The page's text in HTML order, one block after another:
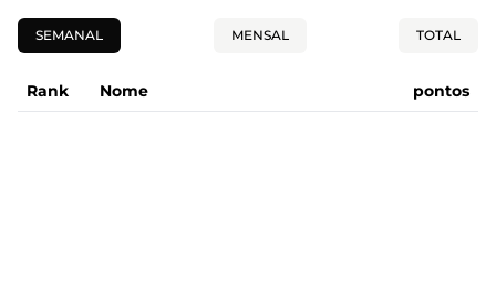
SEMANAL MENSAL TOTAL
Rank Nome pontos